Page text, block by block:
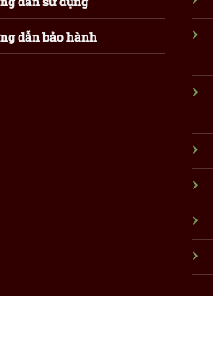
dẫn bảo hành